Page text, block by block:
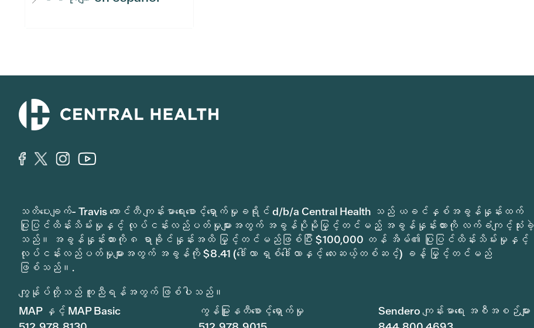
သတိပေးချက်- Travis ကောင်တီ ကျန်းမာရေးစောင့်ရှောက်မှုခရိုင် d/b/a Central Health သည် ယခင်နှစ်အခွန်နှုန်းထက်
ပြုပြင်ထိန်းသိမ်းမှုနှင့် လုပ်ငန်းလည်ပတ်မှုများအတွက် အခွန်ပိုမိုမြှင့်တင်မည့် အခွန်နှုန်းထားကို လက်ခံကျင့်သုံးခဲ့
သည်။ အခွန်နှုန်းထားကို ၈ ရာခိုင်နှုန်းအထိ မြှင့်တင်မည်ဖြစ်ပြီး $100,000 တန် အိမ်၏ ပြုပြင်ထိန်းသိမ်းမှုနှင့်
လုပ်ငန်းလည်ပတ်မှုများအတွက် အခွန်ကို $8.41 (ဒေါ်လာ ရှစ်ဒေါ်လာနှင့် လေးဆယ့်တစ်ဆင့်) ခန့် မြှင့်တင်မည်
ဖြစ်သည်။.
ကျွန်ုပ်တို့သည် ကူညီရန်အတွက် ဖြစ်ပါသည်။
MAP နှင့် MAP Basic
ကွန်မြူနတီစောင့်ရှောက်မှု
Sendero ကျန်းမာရေး အစီအစဉ်များ